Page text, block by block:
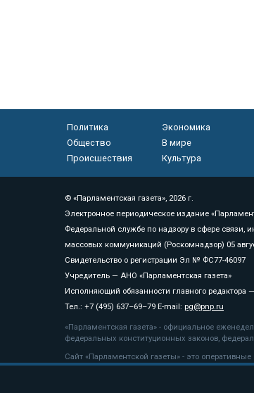
Политика
Экономика
Общество
В мире
Происшествия
Культура
© «Парламентская газета», 2026 г.
Электронное периодическое издание
Федеральной службе по надзору в сфере связи,
массовых коммуникаций (Роскомнадзор) 05
Свидетельство о регистрации Эл № ФС77-46097
Учредитель — АНО «Парламентская газета»
Исполняющий обязанности главного редактора
Тел.: +7 (495) 637–69–79 E-mail: pg@pnp.ru
«Парламентская газета» - официальное
федеральных конституционных законов,
Сайт «Парламентской газеты» - это
«Парламентской газеты» активная ссылка на